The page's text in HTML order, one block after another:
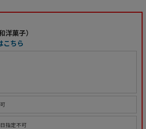
洋菓子）
こちら
指定不可